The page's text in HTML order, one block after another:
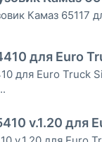
Камаз 65117
для Euro
для Euro Truck
v.1.20 для